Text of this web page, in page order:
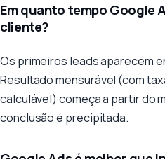
Em quanto tempo Google
cliente?
Os primeiros leads aparecem
Resultado mensurável (com
calculável) começa a partir do
conclusão é precipitada.